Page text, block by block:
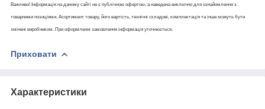
Важливо! Інформація на даному сайті не є публічною офертою, а наведена виключно для ознайомлення з
товарними позиціями. Асортимент товару, його вартість, технічні складові, комплектація та інше можуть бути
змінені виробником. При оформленні замовлення інформація уточнюється.
Приховати
Характеристики